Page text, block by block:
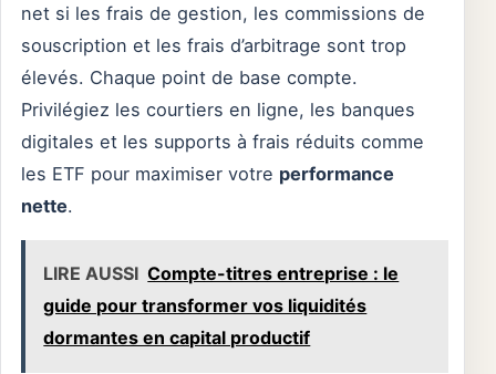
net si les frais de gestion, les commissions de
souscription et les frais d’arbitrage sont trop
élevés. Chaque point de base compte.
Privilégiez les courtiers en ligne, les banques
digitales et les supports à frais réduits comme
les ETF pour maximiser votre performance
nette.
LIRE AUSSI Compte-titres entreprise : le
guide pour transformer vos liquidités
dormantes en capital productif